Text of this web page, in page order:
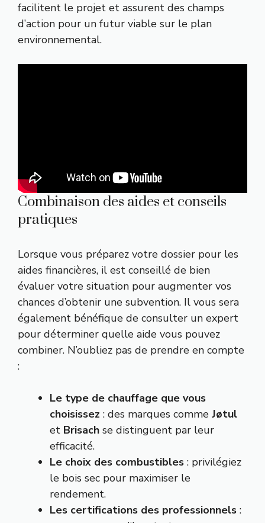
facilitent le projet et assurent des champs
d’action pour un futur viable sur le plan
environnemental.
Combinaison des aides et conseils
pratiques
Lorsque vous préparez votre dossier pour les
aides financières, il est conseillé de bien
évaluer votre situation pour augmenter vos
chances d’obtenir une subvention. Il vous sera
également bénéfique de consulter un expert
pour déterminer quelle aide vous pouvez
combiner. N’oubliez pas de prendre en compte
:
Le type de chauffage que vous
choisissez : des marques comme Jøtul
et Brisach se distinguent par leur
efficacité.
Le choix des combustibles : privilégiez
le bois sec pour maximiser le
rendement.
Les certifications des professionnels :